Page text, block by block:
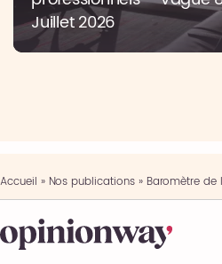
Juillet 2026
Accueil » Nos publications» Baromètre de